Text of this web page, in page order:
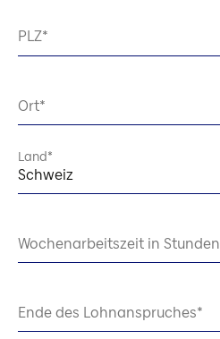
PLZ
Ort
Land
Schweiz
Wochenarbeitszeit in Stunden
Ende des Lohnanspruches